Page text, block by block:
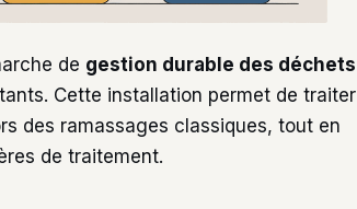
de gestion durable des déchets
Cette installation permet de traiter
des ramassages classiques, tout en
de traitement.